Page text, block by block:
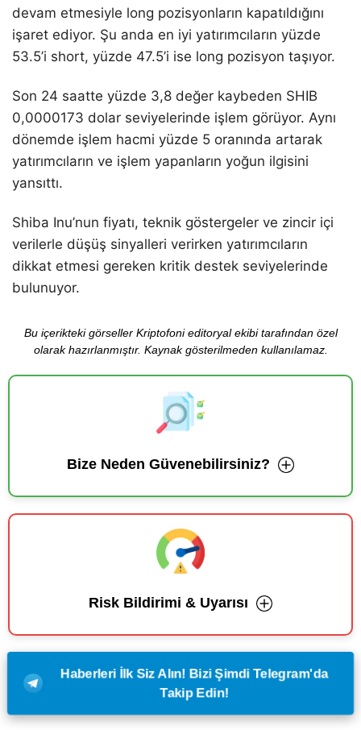
devam etmesiyle long pozisyonların kapatıldığını
işaret ediyor. Şu anda en iyi yatırımcıların yüzde
53.5’i short, yüzde 47.5’i ise long pozisyon taşıyor.
Son 24 saatte yüzde 3,8 değer kaybeden SHIB
0,0000173 dolar seviyelerinde işlem görüyor. Aynı
dönemde işlem hacmi yüzde 5 oranında artarak
yatırımcıların ve işlem yapanların yoğun ilgisini
yansıttı.
Shiba Inu’nun fiyatı, teknik göstergeler ve zincir içi
verilerle düşüş sinyalleri verirken yatırımcıların
dikkat etmesi gereken kritik destek seviyelerinde
bulunuyor.
Bu içerikteki görseller Kriptofoni editoryal ekibi tarafından özel
olarak hazırlanmıştır. Kaynak gösterilmeden kullanılamaz.
Bize Neden Güvenebilirsiniz?
Risk Bildirimi & Uyarısı
Haberleri İlk Siz Alın! Bizi Şimdi Telegram'da
Takip Edin!